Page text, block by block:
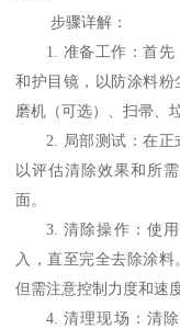
步骤详解：
1. 准备工作：首先
和护目镜，以防涂料
磨机（可选）、扫帚、
2. 局部测试：在正
以评估清除效果和所
面。
3.清除操作：使
入，直至完全去除涂料
但需注意控制力度和速
4.清理现场：清